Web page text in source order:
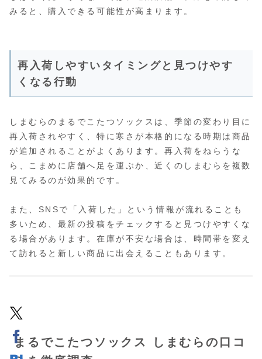
みると、購入できる可能性が高まります。
再入荷しやすいタイミングと見つけやす
くなる行動
しまむらのまるでこたつソックスは、季節の変わり目に
再入荷されやすく、特に寒さが本格的になる時期は商品
が追加されることがよくあります。再入荷をねらうな
ら、こまめに店舗へ足を運ぶか、近くのしまむらを複数
見てみるのが効果的です。
また、SNSで「入荷した」という情報が流れることも
多いため、最新の投稿をチェックすると見つけやすくな
る場合があります。在庫が不安な場合は、時間帯を変え
て訪れると新しい商品に出会えることもあります。
まるでこたつソックス しまむらの口コ